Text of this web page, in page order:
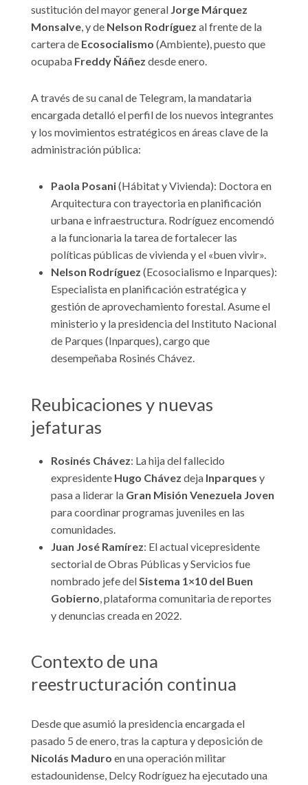
sustitución del mayor general Jorge Márquez
Monsalve, y de Nelson Rodríguez al frente de la
cartera de Ecosocialismo (Ambiente), puesto que
ocupaba Freddy Ñáñez desde enero.
A través de su canal de Telegram, la mandataria
encargada detalló el perfil de los nuevos integrantes
y los movimientos estratégicos en áreas clave de la
administración pública:
Paola Posani(Hábitat y Vivienda): Doctora en
Arquitectura con trayectoria en planificación
urbana e infraestructura. Rodríguez encomendó
a la funcionaria la tarea de fortalecer las
políticas públicas de vivienda y el «buen vivir».
Nelson Rodríguez (Ecosocialismo e Inparques):
Especialista en planificación estratégica y
gestión de aprovechamiento forestal. Asume el
ministerio y la presidencia del Instituto Nacional
de Parques (Inparques), cargo que
desempeñaba Rosinés Chávez.
Reubicaciones y nuevas
jefaturas
Rosinés Chávez: La hija del fallecido
expresidente Hugo Chávez deja Inparques y
pasa a liderar laGran Misión Venezuela Joven
para coordinar programas juveniles en las
comunidades.
Juan José Ramírez: El actual vicepresidente
sectorial de Obras Públicas y Servicios fue
nombrado jefe del Sistema 1×10 del Buen
Gobierno , plataforma comunitaria de reportes
y denuncias creada en 2022.
Contexto de una
reestructuración continua
Desde que asumió la presidencia encargada el
pasado 5 de enero, tras la captura y deposición de
Nicolás Maduro en una operación militar
estadounidense, Delcy Rodríguez ha ejecutado una